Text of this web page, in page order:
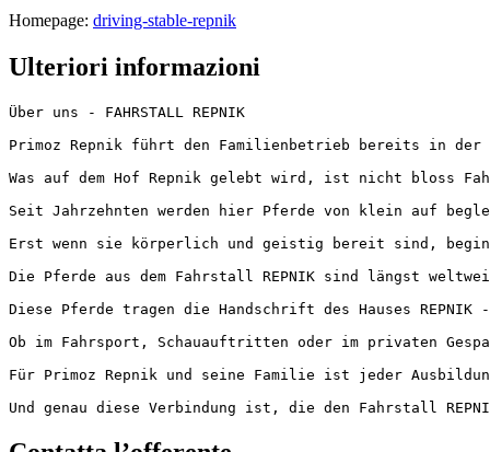
Homepage: driving-stable-repnik
Ulteriori informazioni
Über uns - FAHRSTALL REPNIK
Primoz Repnik führt den Familienbetrieb bereits in
Was auf dem Hof Repnik gelebt wird, ist nicht bloss
Seit Jahrzehnten werden hier Pferde von klein auf
Erst wenn sie körperlich und geistig bereit sind,
Die Pferde aus dem Fahrstall REPNIK sind längst
Diese Pferde tragen die Handschrift des Hauses
Ob im Fahrsport, Schauauftritten oder im privaten
Für Primoz Repnik und seine Familie ist jeder
Und genau diese Verbindung ist, die den Fahrstall